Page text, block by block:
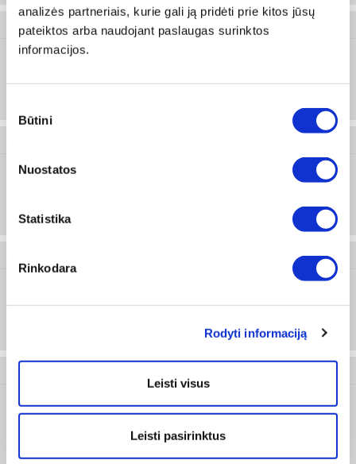
analizės partneriais, kurie gali ją pridėti prie kitos jūsų
pateiktos arba naudojant paslaugas surinktos
informacijos.
pasirinkimas
Būtini
Nuostatos
Statistika
Rinkodara
Rodyti informaciją
Leisti visus
Leisti pasirinktus
5930 210 050